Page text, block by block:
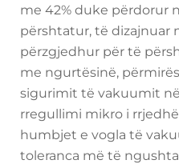
me 42% duke përdorur
përshtatur, të dizajnuar
përzgjedhur për të
me ngurtësinë,
sigurimit të vakuumit
rregullimi mikro i
humbjet e vogla të
toleranca më të